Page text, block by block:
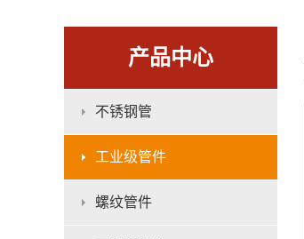
产品中心
不锈钢管
工业级管件
螺纹管件